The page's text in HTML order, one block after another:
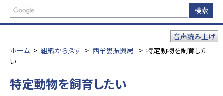
ホーム > 組織から探す > 西牟婁振興局 > 特定動物を飼育した
い
音声読み上げ
特定動物を飼育したい